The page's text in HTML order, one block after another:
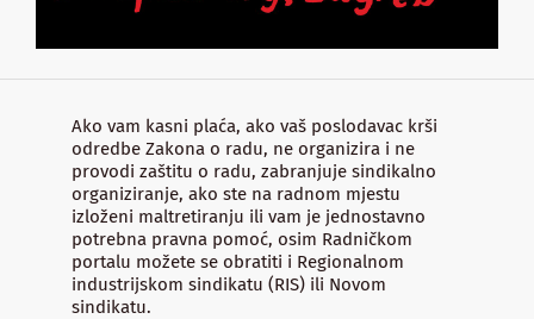
Ako vam kasni plaća, ako vaš poslodavac krši
odredbe Zakona o radu, ne organizira i ne
provodi zaštitu o radu, zabranjuje sindikalno
organiziranje, ako ste na radnom mjestu
izloženi maltretiranju ili vam je jednostavno
potrebna pravna pomoć, osim Radničkom
portalu možete se obratiti i Regionalnom
industrijskom sindikatu (RIS) ili Novom
sindikatu.